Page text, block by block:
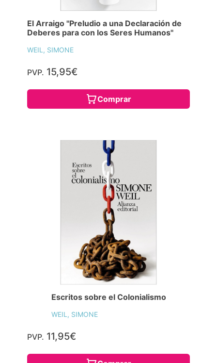
El Arraigo "Preludio a una Declaración de
Deberes para con los Seres Humanos"
WEIL, SIMONE
PVP. 15,95€
Comprar
Escritos sobre el Colonialismo
WEIL, SIMONE
PVP. 11,95€